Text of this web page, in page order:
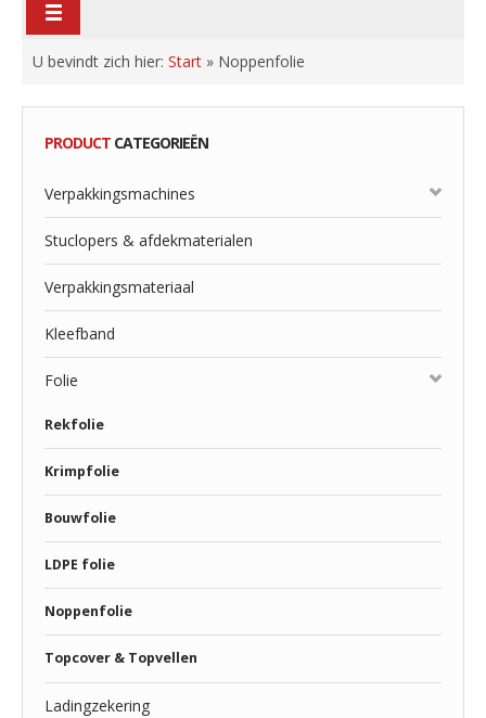
U bevindt zich hier: Start » Noppenfolie
PRODUCT CATEGORIEËN
Verpakkingsmachines
Stuclopers & afdekmaterialen
Verpakkingsmateriaal
Kleefband
Folie
Rekfolie
Krimpfolie
Bouwfolie
LDPE folie
Noppenfolie
Topcover & Topvellen
Ladingzekering